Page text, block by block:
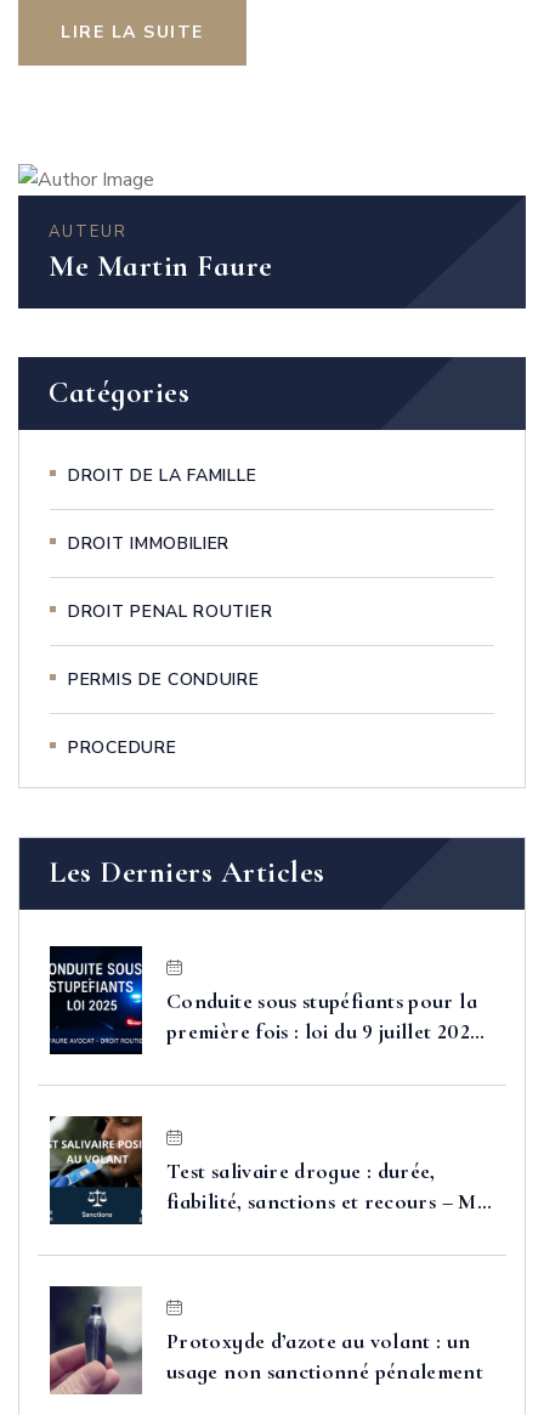
LIRE LA SUITE
AUTEUR
Me Martin Faure
Catégories
DROIT DE LA FAMILLE
DROIT IMMOBILIER
DROIT PENAL ROUTIER
PERMIS DE CONDUIRE
PROCEDURE
Les Derniers Articles
Conduite sous stupéfiants pour la
première fois : loi du 9 juillet 2025,
Test salivaire drogue : durée,
fiabilité, sanctions et recours – Me
Protoxyde d’azote au volant : un
usage non sanctionné pénalement